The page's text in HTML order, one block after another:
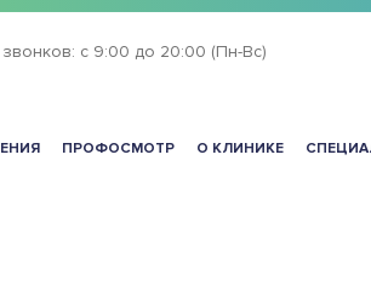
с 9:00 до 20:00 (Пн-Вс)
ПРОФОСМОТР О КЛИНИКЕ